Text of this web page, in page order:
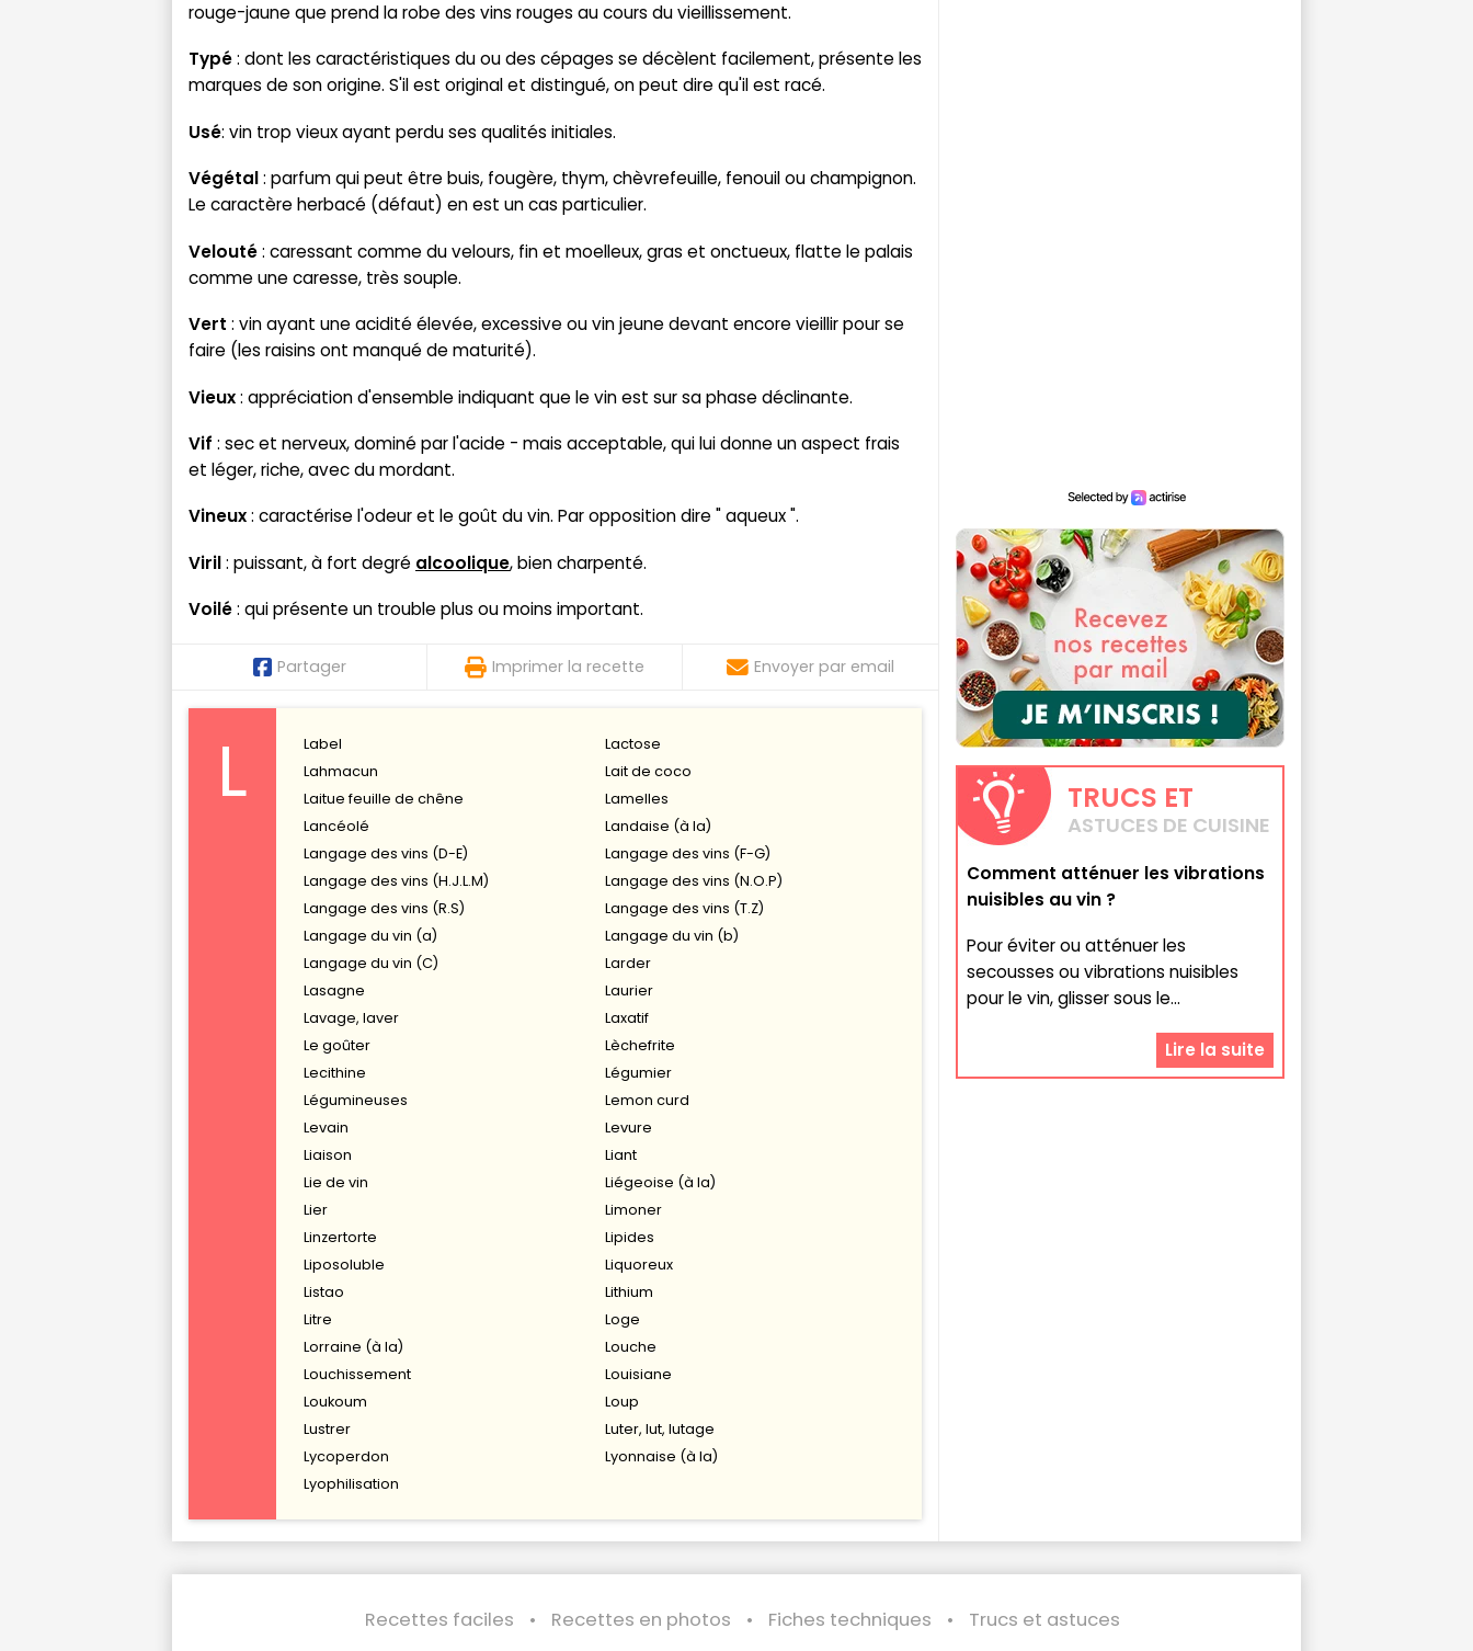
rouge-jaune que prend la robe des vins rouges au cours du vieillissement.
Typé: dont les caractéristiques du ou des cépages se décèlent facilement, présente les
marques de son origine. S'il est original et distingué, on peut dire qu'il est racé.
Usé: vin trop vieux ayant perdu ses qualités initiales.
Végétal: parfum qui peut être buis, fougère, thym, chèvrefeuille, fenouil ou champignon.
Le caractère herbacé (défaut) en est un cas particulier.
Velouté: caressant comme du velours, fin et moelleux, gras et onctueux, flatte le palais
comme une caresse, très souple.
Vert : vin ayant une acidité élevée, excessive ou vin jeune devant encore vieillir pour se
faire (les raisins ont manqué de maturité).
Vieux: appréciation d'ensemble indiquant que le vin est sur sa phase déclinante.
Vif : sec et nerveux, dominé par l'acide - mais acceptable, qui lui donne un aspect frais
et léger, riche, avec du mordant.
Vineux: caractérise l'odeur et le goût du vin. Par opposition dire " aqueux ".
Viril: puissant, à fort degré alcoolique, bien charpenté.
Voilé: qui présente un trouble plus ou moins important.
Partager Imprimer la recette Envoyer par email
L Label
Lactose
Lahmacun
Lait de coco
Laitue feuille de chêne
Lamelles
Lancéolé
Landaise (à la)
Langage des vins (D-E)
Langage des vins (F-G)
Langage des vins (H.J.L.M)
Langage des vins (N.O.P)
Langage des vins (R.S)
Langage des vins (T.Z)
Langage du vin (a)
Langage du vin (b)
Langage du vin (C)
Larder
Lasagne
Laurier
Lavage, laver
Laxatif
Le goûter
Lèchefrite
Lecithine
Légumier
Légumineuses
Lemon curd
Levain
Levure
Liaison
Liant
Lie de vin
Liégeoise (à la)
Lier
Limoner
Linzertorte
Lipides
Liposoluble
Liquoreux
Listao
Lithium
Litre
Loge
Lorraine (à la)
Louche
Louchissement
Louisiane
Loukoum
Loup
Lustrer
Luter, lut, lutage
Lycoperdon
Lyonnaise (à la)
Lyophilisation
TRUCS ET
ASTUCES DE CUISINE
Comment atténuer les vibrations
nuisibles au vin ?
Pour éviter ou atténuer les
secousses ou vibrations nuisibles
pour le vin, glisser sous le...
Lire la suite
Recettes faciles Recettes en photos Fiches techniques Trucs et astuces